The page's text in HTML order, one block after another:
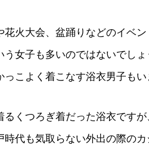
花火大会、盆踊りなどのイベ
う女子も多いのではないでし
こよく着こなす浴衣男子もい
るくつろぎ着だった浴衣です
時代も気取らない外出の際の